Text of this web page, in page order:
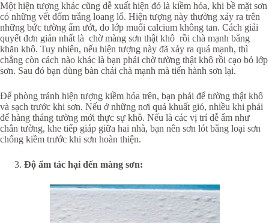
Một hiện tượng khác cũng dễ xuất hiện đó là kiềm hóa, khi bề mặt sơn
có những vết đốm trắng loang lổ. Hiện tượng này thường xảy ra trên
những bức tường ẩm ướt, do lớp muối calcium không tan. Cách giải
quyết đơn giản nhất là chờ màng sơn thật khô rồi chà mạnh bằng
khăn khô. Tuy nhiên, nếu hiện tượng này đã xảy ra quá mạnh, thì
chẳng còn cách nào khác là bạn phải chờ tường thật khô rồi cạo bỏ lớp
sơn. Sau đó bạn dùng bàn chải chà mạnh mà tiến hành sơn lại.
Để phòng tránh hiện tượng kiềm hóa trên, bạn phải để tường thật khô
và sạch trước khi sơn. Nếu ở những nơi quá khuất gió, nhiều khi phải
để hàng tháng tường mới thực sự khô. Nếu là các vị trí dễ ẩm như
chân tường, khe tiếp giáp giữa hai nhà, bạn nên sơn lót bằng loại sơn
chống kiềm trước khi sơn hoàn thiện.
Độ ẩm tác hại đến màng sơn: